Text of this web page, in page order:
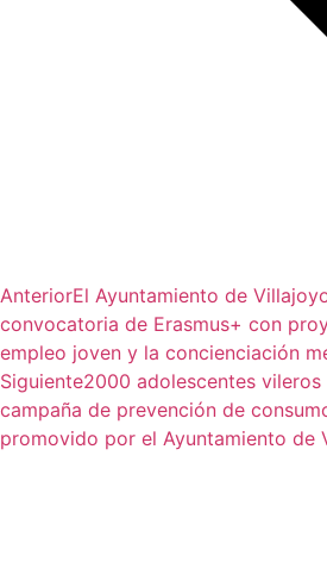
AnteriorEl Ayuntamiento de
convocatoria de Erasmus+ con
empleo joven y la concienciación
Siguiente2000 adolescentes
campaña de prevención de
promovido por el Ayuntamiento de